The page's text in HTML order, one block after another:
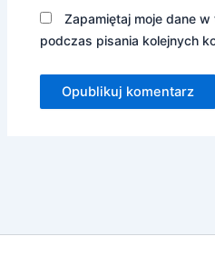
Zapamiętaj moje dane
podczas pisania kolejnych